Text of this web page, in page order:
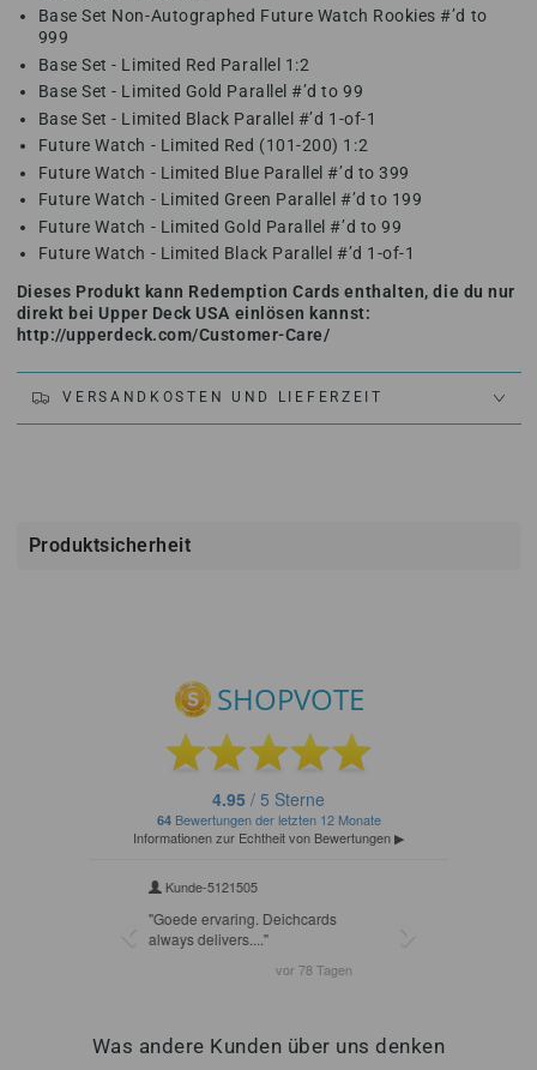
Base Set Non-Autographed Future Watch Rookies #’d to
999
Base Set - Limited Red Parallel 1:2
Base Set - Limited Gold Parallel #’d to 99
Base Set - Limited Black Parallel #’d 1-of-1
Future Watch - Limited Red (101-200) 1:2
Future Watch - Limited Blue Parallel #’d to 399
Future Watch - Limited Green Parallel #’d to 199
Future Watch - Limited Gold Parallel #’d to 99
Future Watch - Limited Black Parallel #’d 1-of-1
Dieses Produkt kann Redemption Cards enthalten, die du nur
direkt bei Upper Deck USA einlösen kannst:
http://upperdeck.com/Customer-Care/
VERSANDKOSTEN UND LIEFERZEIT
Produktsicherheit
Was andere Kunden über uns denken